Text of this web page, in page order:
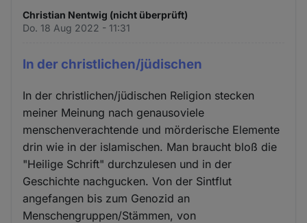
Christian Nentwig (nicht überprüft)
Do. 18 Aug 2022 - 11:31
In der christlichen/jüdischen
In der christlichen/jüdischen Religion stecken
meiner Meinung nach genausoviele
menschenverachtende und mörderische Elemente
drin wie in der islamischen. Man braucht bloß die
"Heilige Schrift" durchzulesen und in der
Geschichte nachgucken. Von der Sintflut
angefangen bis zum Genozid an
Menschengruppen/Stämmen, von